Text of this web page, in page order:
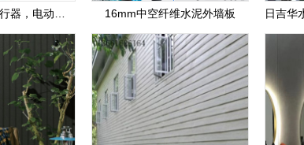
16mm中空纤维水泥外墙板